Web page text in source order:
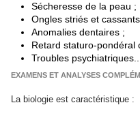
Sécheresse de la peau ;
Ongles striés et
Anomalies dentaires ;
Retard staturo-pondéral
Troubles psychiatriques...
EXAMENS ET ANALYSES
La biologie est caractéristique :